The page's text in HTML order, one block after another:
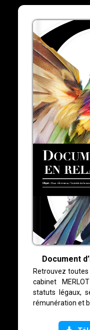
Document
Retrouvez
cabinet
statuts légaux,
rémunération et